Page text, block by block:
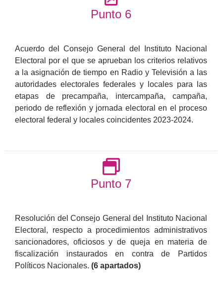
Punto 6
Acuerdo del Consejo General del Instituto Nacional
Electoral por el que se aprueban los criterios relativos
a la asignación de tiempo en Radio y Televisión a las
autoridades electorales federales y locales para las
etapas de precampaña, intercampaña, campaña,
periodo de reflexión y jornada electoral en el proceso
electoral federal y locales coincidentes 2023-2024.
Punto 7
Resolución del Consejo General del Instituto Nacional
Electoral, respecto a procedimientos administrativos
sancionadores, oficiosos y de queja en materia de
fiscalización instaurados en contra de Partidos
Políticos Nacionales. (6 apartados)